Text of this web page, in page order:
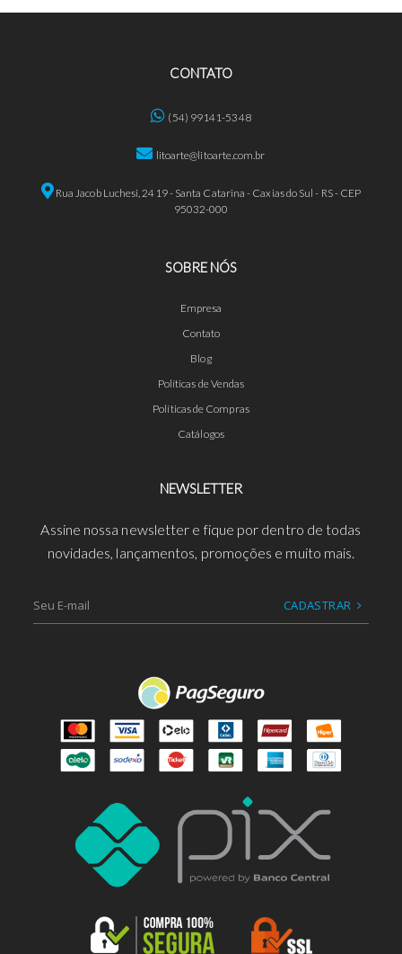
CONTATO
(54) 99141-5348
litoarte@litoarte.com.br
Rua Jacob Luchesi, 2419 - Santa Catarina - Caxias do Sul - RS - CEP
95032-000
SOBRE NÓS
Empresa
Contato
Blog
Políticas de Vendas
Políticas de Compras
Catálogos
NEWSLETTER
Assine nossa newsletter e fique por dentro de todas
novidades, lançamentos, promoções e muito mais.
CADASTRAR